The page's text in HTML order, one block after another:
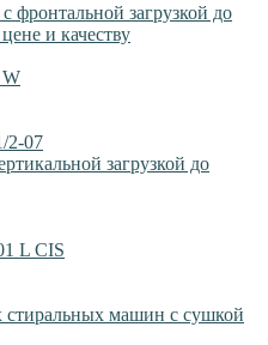
фронтальной загрузкой до
и качеству
W
2-07
загрузкой до
L CIS
машин с сушкой